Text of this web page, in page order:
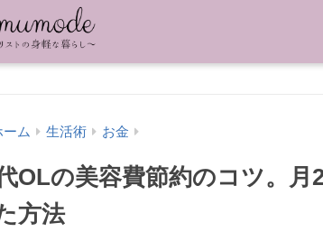
ーム 生活術 お金
OLの美容費節約のコツ。月
方法